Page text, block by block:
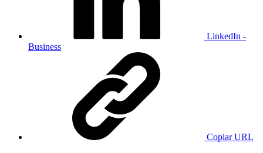
LinkedIn -
Business
Copiar URL